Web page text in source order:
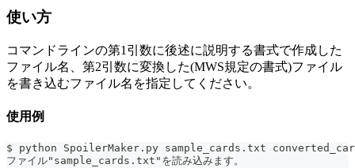
使い方
コマンドラインの第1引数に後述に説明する書式で作成した
ファイル名、第2引数に変換した(MWS規定の書式)ファイル
を書き込むファイル名を指定してください。
使用例
$ python SpoilerMaker.py sample_cards.txt
ファイル"sample_cards.txt"を読み込みます。